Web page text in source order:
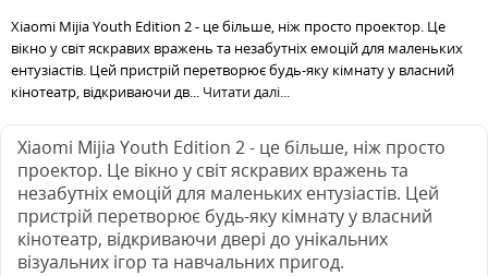
Xiaomi Mijia Youth Edition 2 - це більше, ніж просто проектор. Це
вікно у світ яскравих вражень та незабутніх емоцій для маленьких
ентузіастів. Цей пристрій перетворює будь-яку кімнату у власний
кінотеатр, відкриваючи дв... Читати далі...
Xiaomi Mijia Youth Edition 2 - це більше, ніж просто
проектор. Це вікно у світ яскравих вражень та
незабутніх емоцій для маленьких ентузіастів. Цей
пристрій перетворює будь-яку кімнату у власний
кінотеатр, відкриваючи двері до унікальних
візуальних ігор та навчальних пригод.